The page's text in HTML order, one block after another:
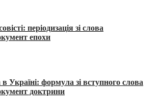
періодизація зі слова
епохи
Україні: формула зі вступного слова
доктрини